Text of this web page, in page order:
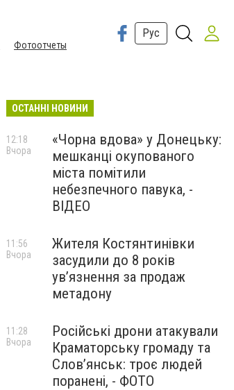
Фотоотчеты
Рус
ОСТАННІ НОВИНИ
«Чорна вдова» у Донецьку:
мешканці окупованого
міста помітили
небезпечного павука, -
ВІДЕО
12:18
Вчора
Жителя Костянтинівки
засудили до 8 років
ув’язнення за продаж
метадону
11:56
Вчора
Російські дрони атакували
Краматорську громаду та
Слов’янськ: троє людей
поранені, - ФОТО
11:28
Вчора